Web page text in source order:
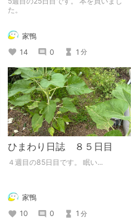
た。
家鴨
14
0 1 分
ひまわり日誌 ８５日目
４週目の85日目です。 眠い...
家鴨
10
0 1 分